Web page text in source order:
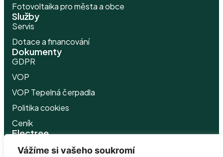
Vážíme si vašeho soukromí
Fotovoltaika pro města a obce
Služby
Servis
Dotace a financování
Dokumenty
GDPR
VOP
VOP Tepelná čerpadla
Politikacookies
Ceník
Electree